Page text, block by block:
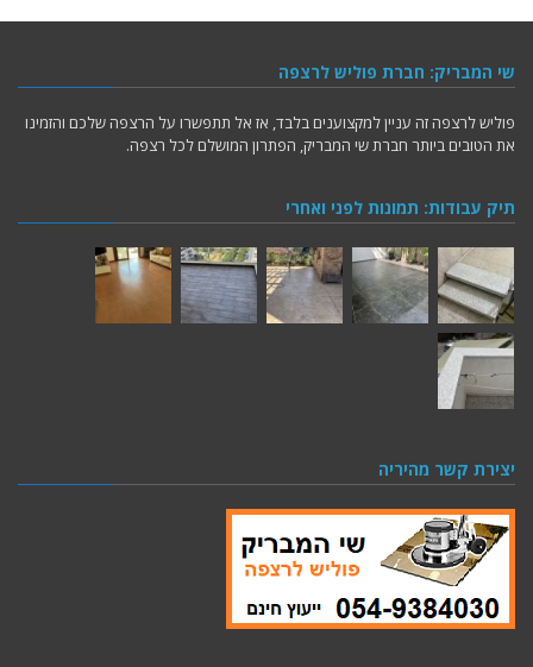
שי המבריק: חברת פוליש לרצפה
פוליש לרצפה זה עניין למקצוענים בלבד, אז אל תתפשרו על הרצפה שלכם והזמינו
את הטובים ביותר חברת שי המבריק, הפתרון המושלם לכל רצפה.
תיק עבודות: תמונות לפני ואחרי
יצירת קשר מהיריה